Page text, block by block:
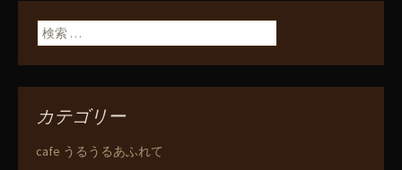
検索:
カテゴリー
cafe うるうるあふれて